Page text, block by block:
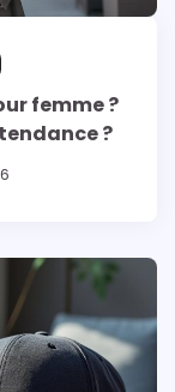
femme ?
?